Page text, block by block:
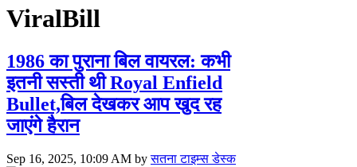
ViralBill
1986 का पुराना बिल वायरल: कभी
इतनी सस्ती थी Royal Enfield
Bullet,बिल देखकर आप खुद रह
जाएंगे हैरान
Sep 16, 2025, 10:09 AM byसतना टाइम्स डेस्क